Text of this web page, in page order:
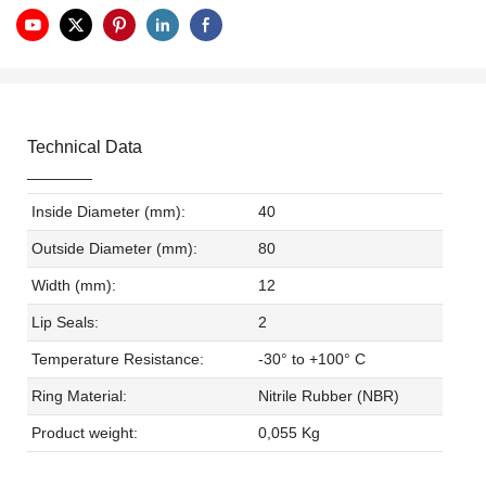
Technical Data
Inside Diameter (mm): 40
Outside Diameter (mm): 80
Width (mm): 12
Lip Seals: 2
Temperature Resistance: -30° to +100° C
Ring Material: Nitrile Rubber (NBR)
Product weight: 0,055 Kg